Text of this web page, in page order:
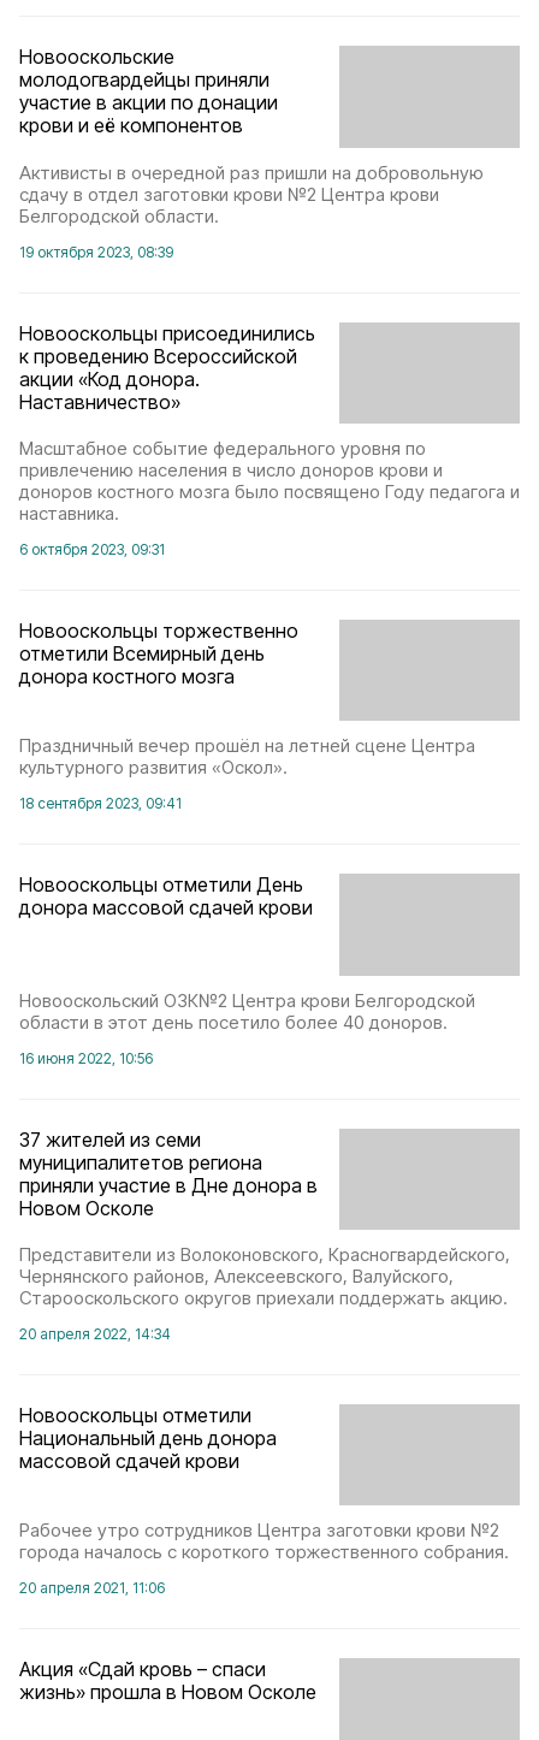
Новооскольские
молодогвардейцы приняли
участие в акции по донации
крови и её компонентов
Активисты в очередной раз пришли на добровольную
сдачу в отдел заготовки крови №2 Центра крови
Белгородской области.
19 октября 2023, 08:39
Новооскольцы присоединились
к проведению Всероссийской
акции «Код донора.
Наставничество»
Масштабное событие федерального уровня по
привлечению населения в число доноров крови и
доноров костного мозга было посвящено Году педагога и
наставника.
6 октября 2023, 09:31
Новооскольцы торжественно
отметили Всемирный день
донора костного мозга
Праздничный вечер прошёл на летней сцене Центра
культурного развития «Оскол».
18 сентября 2023, 09:41
Новооскольцы отметили День
донора массовой сдачей крови
Новооскольский ОЗК№2 Центра крови Белгородской
области в этот день посетило более 40 доноров.
16 июня 2022, 10:56
37 жителей из семи
муниципалитетов региона
приняли участие в Дне донора в
Новом Осколе
Представители из Волоконовского, Красногвардейского,
Чернянского районов, Алексеевского, Валуйского,
Старооскольского округов приехали поддержать акцию.
20 апреля 2022, 14:34
Новооскольцы отметили
Национальный день донора
массовой сдачей крови
Рабочее утро сотрудников Центра заготовки крови №2
города началось с короткого торжественного собрания.
20 апреля 2021, 11:06
Акция «Сдай кровь – спаси
жизнь» прошла в Новом Осколе